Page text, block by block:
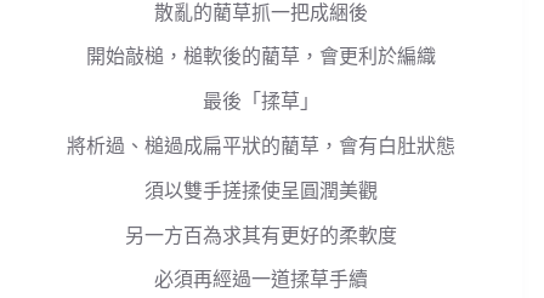
散亂的藺草抓一把成綑後
開始敲槌，槌軟後的藺草，會更利於編織
最後「揉草」
將析過、槌過成扁平狀的藺草，會有白肚狀態
須以雙手搓揉使呈圓潤美觀
另一方百為求其有更好的柔軟度
必須再經過一道揉草手續